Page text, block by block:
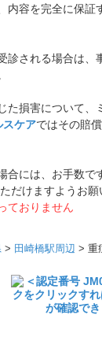
内容を完全に保証
診される場合は、
た損害について、
スケアではその賠
合には、お手数で
だけますようお願
ておりません
> 田崎橋駅周辺 > 重